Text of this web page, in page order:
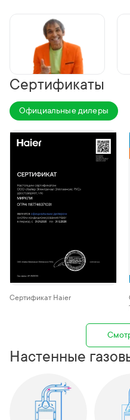
Сертификаты
Официальные дилеры
Сертификат Haier
Настенные